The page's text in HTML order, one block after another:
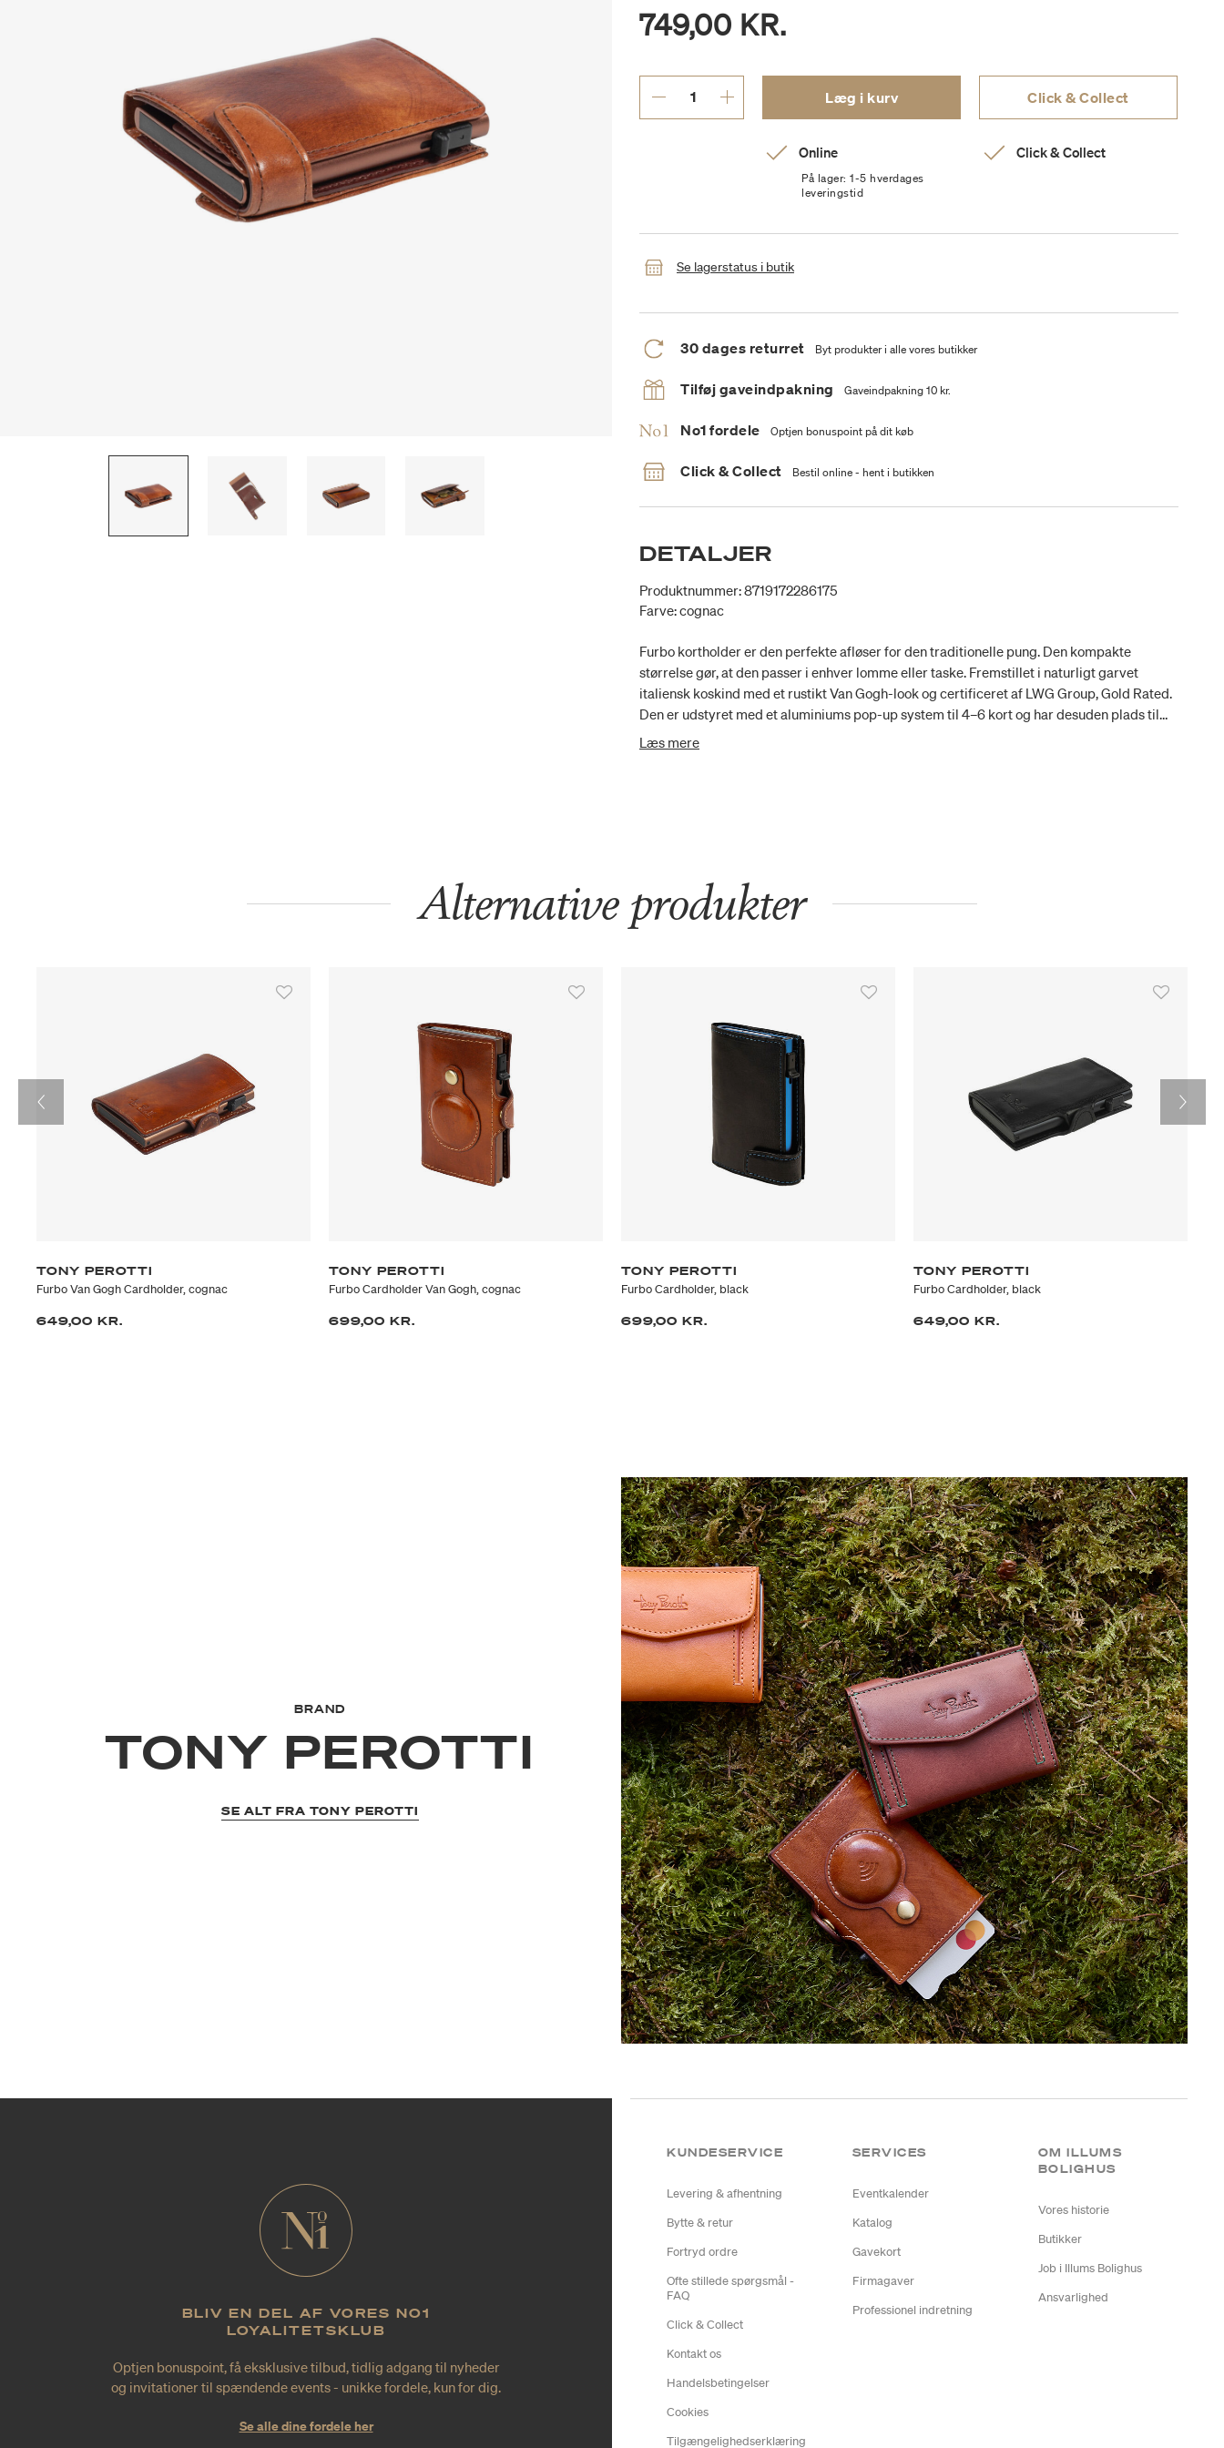
749,00 KR.
Læg i kurv Click & Collect
Online
På lager: 1-5 hverdages
leveringstid
Click & Collect
Se lagerstatus i butik
30 dages returret Byt produkter i alle vores butikker
Tilføj gaveindpakning Gaveindpakning 10 kr.
No1 fordele Optjen bonuspoint på dit køb
Click & Collect Bestil online - hent i butikken
DETALJER
Produktnummer: 8719172286175
Farve: cognac
Furbo kortholder er den perfekte afløser for den traditionelle pung. Den kompakte
størrelse gør, at den passer i enhver lomme eller taske. Fremstillet i naturligt garvet
italiensk koskind med et rustikt Van Gogh-look og certificeret af LWG Group, Gold Rated.
Den er udstyret med et aluminiums pop-up system til 4–6 kort og har desuden plads til
sedler, kvitteringer, ekstra kort samt et udvendigt møntrum i fuld størrelse. Kortholderen
Læs mere
Alternative produkter
TONY PEROTTI
Furbo Van Gogh Cardholder, cognac
649,00 KR.
TONY PEROTTI
Furbo Cardholder Van Gogh, cognac
699,00 KR.
TONY PEROTTI
Furbo Cardholder, black
699,00 KR.
TONY PEROTTI
Furbo Cardholder, black
649,00 KR.
BRAND
TONY PEROTTI
SE ALT FRA TONY PEROTTI
BLIV EN DEL AF VORES NO1
LOYALITETSKLUB
Optjen bonuspoint, få eksklusive tilbud, tidlig adgang til nyheder
og invitationer til spændende events - unikke fordele, kun for dig.
Se alle dine fordele her
KUNDESERVICE
Levering & afhentning
Bytte & retur
Fortryd ordre
Ofte stillede spørgsmål -
FAQ
Click & Collect
Kontakt os
Handelsbetingelser
Cookies
Tilgængelighedserklæring
SERVICES
Eventkalender
Katalog
Gavekort
Firmagaver
Professionel indretning
OM ILLUMS
BOLIGHUS
Vores historie
Butikker
Job i Illums Bolighus
Ansvarlighed